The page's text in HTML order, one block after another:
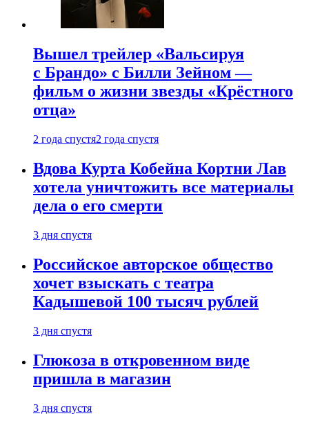
Вышел трейлер «Вальсируя
с Брандо» с Билли Зейном —
фильм о жизни звезды «Крёстного
отца»
2 года спустя2 года спустя
Вдова Курта Кобейна Кортни Лав
хотела уничтожить все материалы
дела о его смерти
3 дня спустя
Российское авторское общество
хочет взыскать с театра
Кадышевой 100 тысяч рублей
3 дня спустя
Глюкоза в откровенном виде
пришла в магазин
3 дня спустя